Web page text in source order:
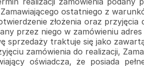
ostatniego z
złożenia oraz przyjęcia
przez niego w zamówieniu adres
sprzedaży traktuje się jako
zamówienia do realizacji,
oświadcza, że posiada